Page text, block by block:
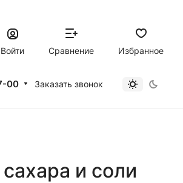
Войти
Сравнение Избранное
00 Заказать звонок
и соли